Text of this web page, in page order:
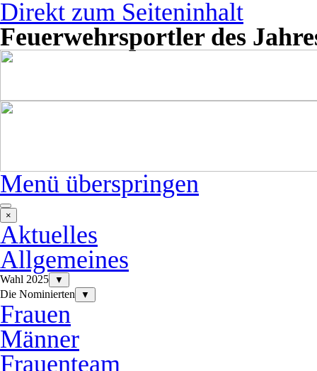
Direkt zum Seiteninhalt
Feuerwehrsportler des
Menü überspringen
×
Aktuelles
Allgemeines
Wahl 2025 ▼
Die Nominierten ▼
Frauen
Männer
Frauenteam